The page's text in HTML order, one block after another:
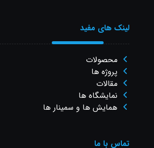
لینک های مفید
محصولات
پروژه ها
مقالات
نمایشگاه ها
همایش ها و سمینار ها
تماس با ما